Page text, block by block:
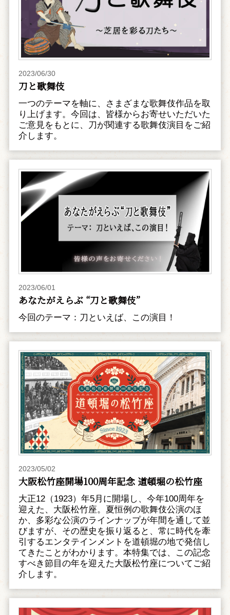
2023/06/30
刀と歌舞伎
一つのテーマを軸に、さまざまな歌舞伎作品を取
り上げます。今回は、皆様からお寄せいただいた
ご意見をもとに、刀が関連する歌舞伎演目をご紹
介します。
2023/06/01
あなたがえらぶ “刀と歌舞伎”
今回のテーマ：刀といえば、この演目！
2023/05/02
大阪松竹座開場100周年記念 道頓堀の松竹座
大正12（1923）年5月に開場し、今年100周年を
迎えた、大阪松竹座。夏恒例の歌舞伎公演のほ
か、多彩な公演のラインナップが年間を通して並
びますが、その歴史を振り返ると、常に時代を牽
引するエンタテインメントを道頓堀の地で発信し
てきたことがわかります。本特集では、この記念
すべき節目の年を迎えた大阪松竹座についてご紹
介します。